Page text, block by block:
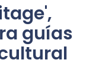
guías